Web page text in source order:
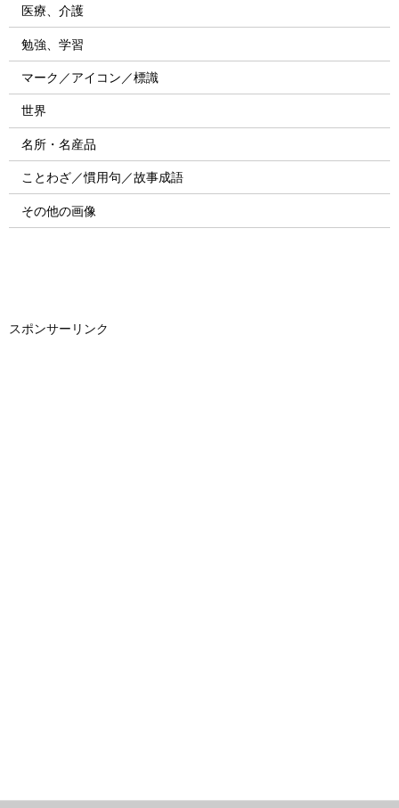
医療、介護
勉強、学習
マーク／アイコン／標識
世界
名所・名産品
ことわざ／慣用句／故事成語
その他の画像
スポンサーリンク